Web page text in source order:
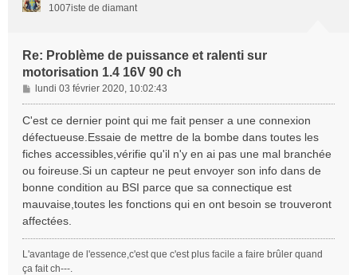
1007iste de diamant
Re: Problème de puissance et ralenti sur
motorisation 1.4 16V 90 ch
M
e
s
s
g
e
lundi 03 février 2020, 10:02:43
C'est ce dernier point qui me fait penser a une connexion
défectueuse.Essaie de mettre de la bombe dans toutes les
fiches accessibles,vérifie qu'il n'y en ai pas une mal branchée
ou foireuse.Si un capteur ne peut envoyer son info dans de
bonne condition au BSI parce que sa connectique est
mauvaise,toutes les fonctions qui en ont besoin se trouveront
affectées.
L'avantage de l'essence,c'est que c'est plus facile a faire brûler quand
ça fait ch---.